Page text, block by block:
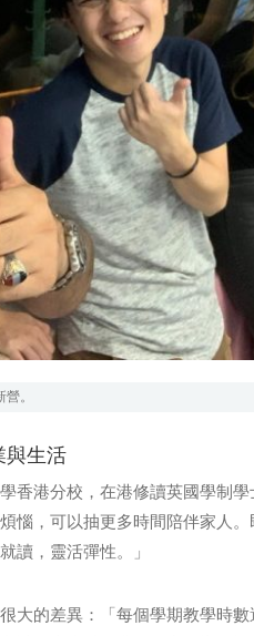
。
與生活
香港分校，在港修讀英國學制
惱，可以抽更多時間陪伴家人
讀，靈活彈性。」
大的差異：「每個學期教學時